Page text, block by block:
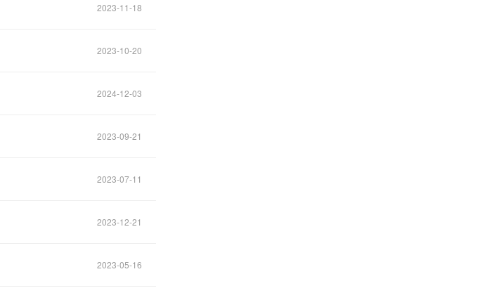
2023-11-18
2023-10-20
2024-12-03
2023-09-21
2023-07-11
2023-12-21
2023-05-16